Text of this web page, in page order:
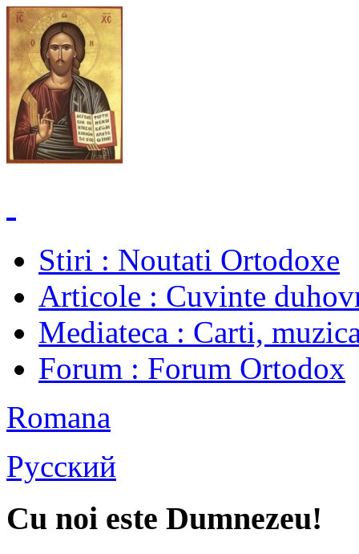
Stiri : Noutati Ortodoxe
Articole : Cuvinte
Mediateca : Carti,
Forum : Forum Ortodox
Romana
Русский
Cu noi este Dumnezeu!